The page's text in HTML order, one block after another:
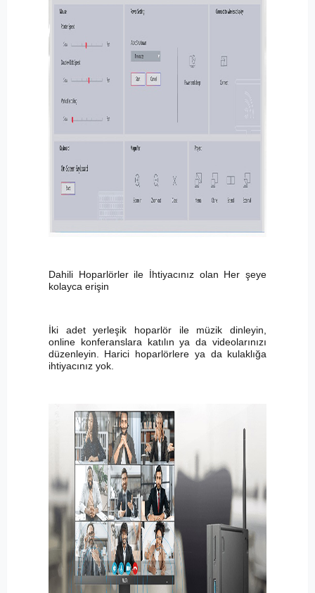
Dahili Hoparlörler ile İhtiyacınız olan Her şeye
kolayca erişin
İki adet yerleşik hoparlör ile müzik dinleyin,
online konferanslara katılın ya da videolarınızı
düzenleyin. Harici hoparlörlere ya da kulaklığa
ihtiyacınız yok.